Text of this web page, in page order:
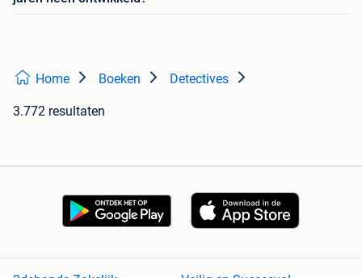
Home Boeken Detectives
3.772 resultaten